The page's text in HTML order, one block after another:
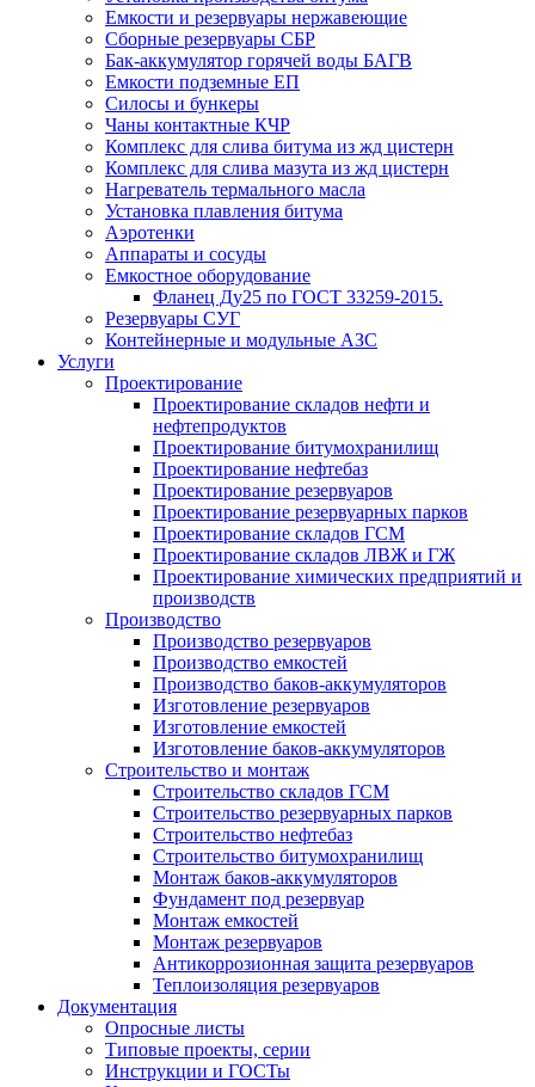
Емкости и резервуары нержавеющие
Сборные резервуары СБР
Бак-аккумулятор горячей воды БАГВ
Емкости подземные ЕП
Силосы и бункеры
Чаны контактные КЧР
Комплекс для слива битума из жд цистерн
Комплекс для слива мазута из жд цистерн
Нагреватель термального масла
Установка плавления битума
Аэротенки
Аппараты и сосуды
Емкостное оборудование
Фланец Ду25 по ГОСТ 33259-2015.
Резервуары СУГ
Контейнерные и модульные АЗС
Услуги
Проектирование
Проектирование складов нефти и
нефтепродуктов
Проектирование битумохранилищ
Проектирование нефтебаз
Проектирование резервуаров
Проектирование резервуарных парков
Проектирование складов ГСМ
Проектирование складов ЛВЖ и ГЖ
Проектирование химических предприятий и
производств
Производство
Производство резервуаров
Производство емкостей
Производство баков-аккумуляторов
Изготовление резервуаров
Изготовление емкостей
Изготовление баков-аккумуляторов
Строительство и монтаж
Строительство складов ГСМ
Строительство резервуарных парков
Строительство нефтебаз
Строительство битумохранилищ
Монтаж баков-аккумуляторов
Фундамент под резервуар
Монтаж емкостей
Монтаж резервуаров
Антикоррозионная защита резервуаров
Теплоизоляция резервуаров
Документация
Опросные листы
Типовые проекты, серии
Инструкции и ГОСТы